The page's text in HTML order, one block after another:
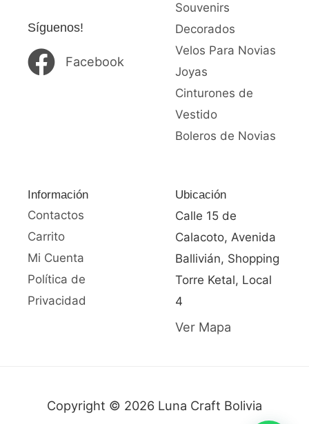
Síguenos!
Facebook
Souvenirs
Decorados
Velos Para Novias
Joyas
Cinturones de
Vestido
Boleros de Novias
Información
Contactos
Carrito
Mi Cuenta
Política de
Privacidad
Ubicación
Calle 15 de
Calacoto, Avenida
Ballivián, Shopping
Torre Ketal, Local
4
Ver Mapa
Copyright © 2026 Luna Craft Bolivia